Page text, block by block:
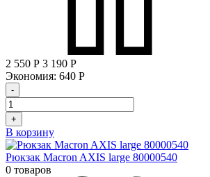
2 550 Р 3 190 Р
Экономия: 640 Р
-
+
В корзину
Рюкзак Macron AXIS large 80000540
0 товаров